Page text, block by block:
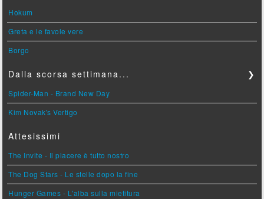
Hokum
Greta e le favole vere
Borgo
Dalla scorsa settimana... ❯
Spider-Man - Brand New Day
Kim Novak's Vertigo
Attesissimi
The Invite - Il piacere è tutto nostro
The Dog Stars - Le stelle dopo la fine
Hunger Games - L'alba sulla mietitura